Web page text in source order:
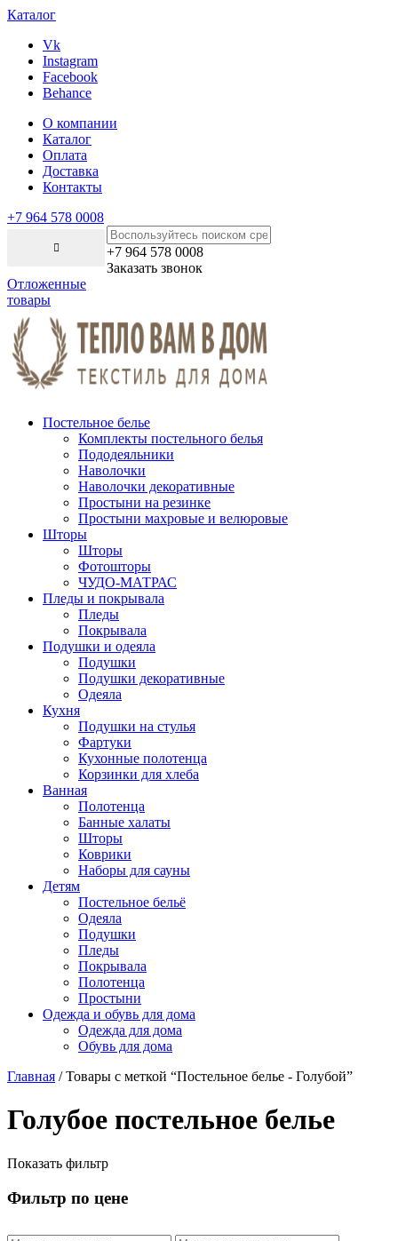
Каталог
Vk
Instagram
Facebook
Behance
О компании
Каталог
Оплата
Доставка
Контакты
+7 964 578 0008
+7 964 578 0008
Заказать звонок
Отложенные
товары
Постельное белье
Комплекты постельного белья
Пододеяльники
Наволочки
Наволочки декоративные
Простыни на резинке
Простыни махровые и велюровые
Шторы
Шторы
Фотошторы
ЧУДО-МАТРАС
Пледы и покрывала
Пледы
Покрывала
Подушки и одеяла
Подушки
Подушки декоративные
Одеяла
Кухня
Подушки на стулья
Фартуки
Кухонные полотенца
Корзинки для хлеба
Ванная
Полотенца
Банные халаты
Шторы
Коврики
Наборы для сауны
Детям
Постельное бельё
Одеяла
Подушки
Пледы
Покрывала
Полотенца
Простыни
Одежда и обувь для дома
Одежда для дома
Обувь для дома
Главная / Товары с меткой “Постельное белье - Голубой”
Голубое постельное белье
Показать фильтр
Фильтр по цене